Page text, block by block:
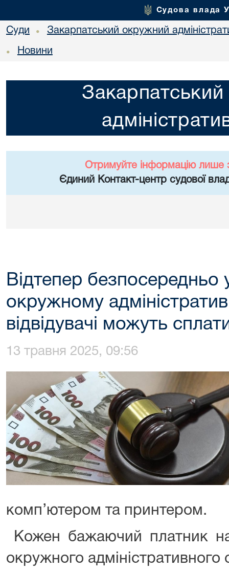
Судова влада
Суди • Закарпатський окружний
• Новини
Отримуйте інформацію лише
Єдиний Контакт-центр судової
Відтепер безпосередньо
окружному
відвідувачі можуть
13 травня 2025, 09:56
комп’ютером та принтером.
Кожен бажаючий платник на
окружного